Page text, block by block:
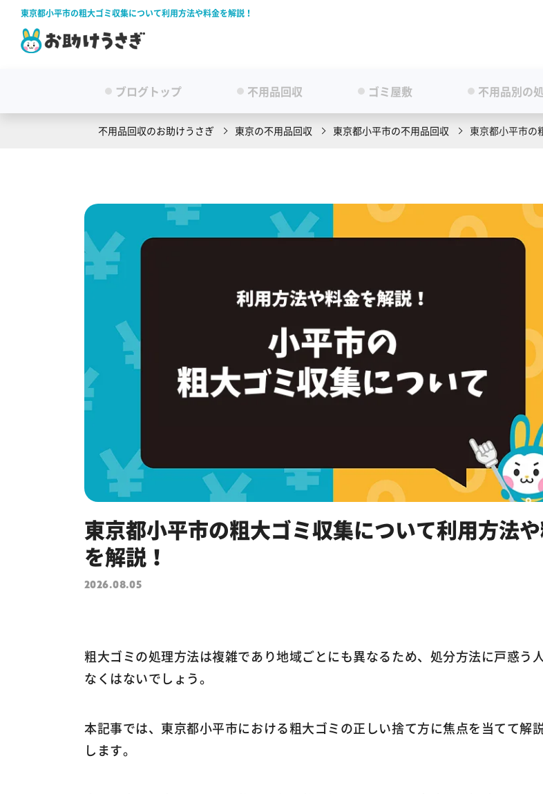
東京都小平市の粗大ゴミ収集について利用方法や料金を解説！
ブログトップ 不用品回収 ゴミ屋敷 不用品別の
不用品回収のお助けうさぎ 東京の不用品回収 東京都小平市の不用品回収 東京都小平市の
東京都小平市の粗大ゴミ収集について利用方法
を解説！
2026.08.05
粗大ゴミの処理方法は複雑であり地域ごとにも異なるため、処分方法に戸惑う
なくはないでしょう。
本記事では、東京都小平市における粗大ゴミの正しい捨て方に焦点を当てて解
します。